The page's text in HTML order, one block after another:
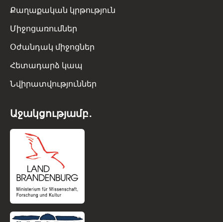
Քաղաքական կրթություն
Միջոցառումներ
Օժանդակ միջոցներ
Հետադարձ կապ
Նվիրատվություններ
Աջակցությամբ․